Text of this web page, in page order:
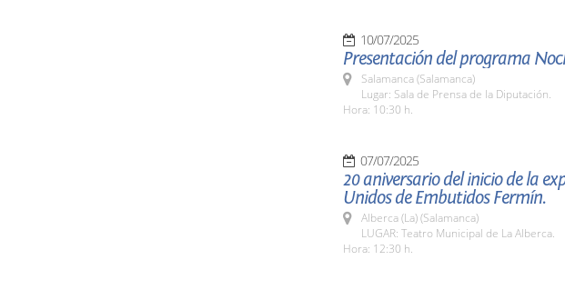
10/07/2025
Presentación del programa
Salamanca (Salamanca)
Lugar: Sala de Prensa de la Diputación.
Hora: 10:30 h.
07/07/2025
20 aniversario del inicio de la
Unidos de Embutidos Fermín.
Alberca (La) (Salamanca)
LUGAR: Teatro Municipal de La Alberca.
Hora: 12:30 h.